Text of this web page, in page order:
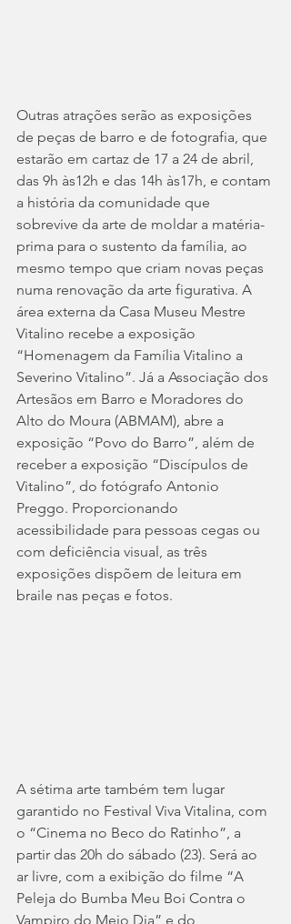
Outras atrações serão as exposições
de peças de barro e de fotografia, que
estarão em cartaz de 17 a 24 de abril,
das 9h às12h e das 14h às17h, e contam
a história da comunidade que
sobrevive da arte de moldar a matéria-
prima para o sustento da família, ao
mesmo tempo que criam novas peças
numa renovação da arte figurativa. A
área externa da Casa Museu Mestre
Vitalino recebe a exposição
“Homenagem da Família Vitalino a
Severino Vitalino”. Já a Associação dos
Artesãos em Barro e Moradores do
Alto do Moura (ABMAM), abre a
exposição “Povo do Barro”, além de
receber a exposição “Discípulos de
Vitalino”, do fotógrafo Antonio
Preggo. Proporcionando
acessibilidade para pessoas cegas ou
com deficiência visual, as três
exposições dispõem de leitura em
braile nas peças e fotos.
A sétima arte também tem lugar
garantido no Festival Viva Vitalina, com
o “Cinema no Beco do Ratinho”, a
partir das 20h do sábado (23). Será ao
ar livre, com a exibição do filme “A
Peleja do Bumba Meu Boi Contra o
Vampiro do Meio Dia” e do